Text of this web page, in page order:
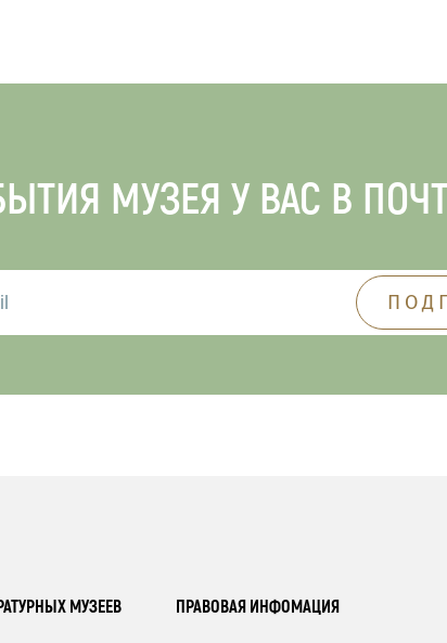
МУЗЕЯ У ВАС В
МУЗЕЕВ ПРАВОВАЯ ИНФОМАЦИЯ